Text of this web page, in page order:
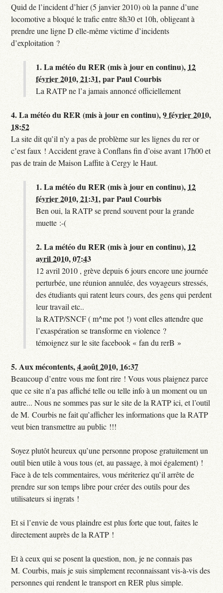
Quid de l’incident d’hier (5 janvier 2010) où la panne d’une
locomotive a bloqué le trafic entre 8h30 et 10h, obligeant à
prendre une ligne D elle-même victime d’incidents
d’exploitation ?
1.La météo du RER (mis à jour en continu), 12
février 2010, 21:31,parPaul Courbis
La RATP ne l’a jamais annoncé officiellement
4.La météo du RER (mis à jour en continu),9 février 2010,
18:52
La site dit qu’il n’y a pas de problème sur les lignes du rer or
c’est faux ! Accident grave à Conflans fin d’oise avant 17h00 et
pas de train de Maison Laffite à Cergy le Haut.
1.La météo du RER (mis à jour en continu), 12
février 2010, 21:31,parPaul Courbis
Ben oui, la RATP se prend souvent pour la grande
muette :-(
2.La météo du RER (mis à jour en continu), 12
avril 2010, 07:43
12 avril 2010 , grève depuis 6 jours encore une journée
perturbée, une réunion annulée, des voyageurs stressés,
des étudiants qui ratent leurs cours, des gens qui perdent
leur travail etc..
la RATP/SNCF ( m^me pot !) vont elles attendre que
l’exaspération se transforme en violence ?
témoignez sur le site facebook « fan du rerB »
5.Aux mécontents,4 août 2010, 16:37
Beaucoup d’entre vous me font rire ! Vous vous plaignez parce
que ce site n’a pas affiché telle ou telle info à un moment ou un
autre... Nous ne sommes pas sur le site de la RATP ici, et l’outil
de M. Courbis ne fait qu’afficher les informations que la RATP
veut bien transmettre au public !!!
Soyez plutôt heureux qu’une personne propose gratuitement un
outil bien utile à vous tous (et, au passage, à moi également) !
Face à de tels commentaires, vous mériteriez qu’il arrête de
prendre sur son temps libre pour créer des outils pour des
utilisateurs si ingrats !
Et si l’envie de vous plaindre est plus forte que tout, faites le
directement auprès de la RATP !
Et à ceux qui se posent la question, non, je ne connais pas
M. Courbis, mais je suis simplement reconnaissant vis-à-vis des
personnes qui rendent le transport en RER plus simple.